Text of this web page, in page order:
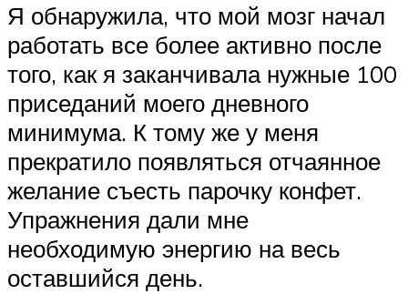
Я обнаружила, что мой мозг начал
работать все более активно после
того, как я заканчивала нужные 100
приседаний моего дневного
минимума. К тому же у меня
прекратило появляться отчаянное
желание съесть парочку конфет.
Упражнения дали мне
необходимую энергию на весь
оставшийся день.